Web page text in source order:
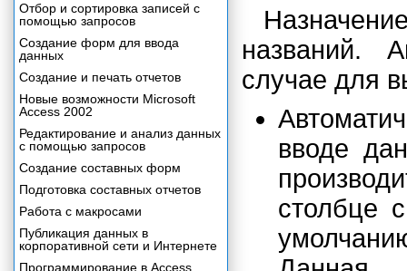
названий.
случае для
вводе
столбце
Отбор и сортировка записей с
помощью запросов
Создание форм для ввода
данных
Создание и печать отчетов
Новые возможности Microsoft
Access 2002
Редактирование и анализ данных
с помощью запросов
Создание составных форм
Подготовка составных отчетов
Работа с макросами
Публикация данных в
корпоративной сети и Интернете
Программирование в Access